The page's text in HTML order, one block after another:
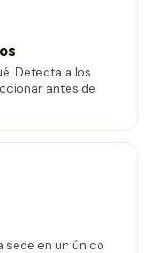
Detecta a los
antes de
sede en un único